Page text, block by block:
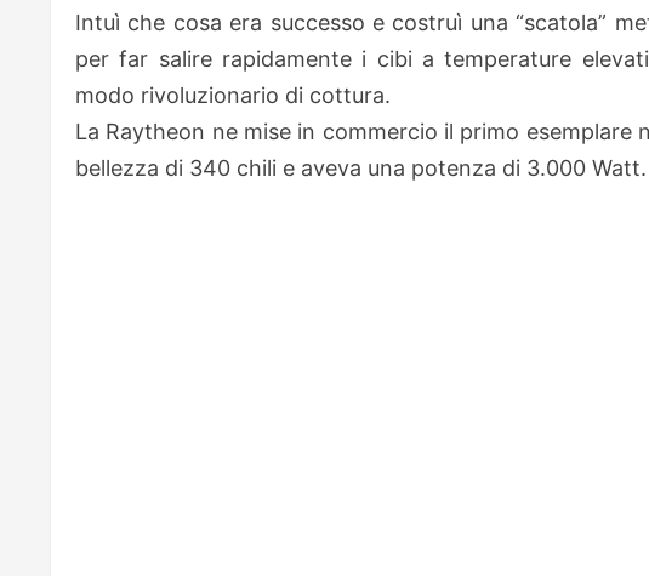
Intuì che cosa era successo e costruì una “scatola”
per far salire rapidamente i cibi a temperature
modo rivoluzionario di cottura.
La Raytheon ne mise in commercio il primo esemplare
bellezza di 340 chili e aveva una potenza di 3.000 Watt.